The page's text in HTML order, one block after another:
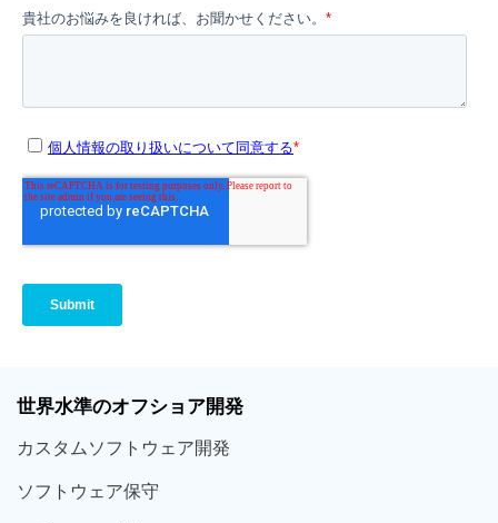
世界水準のオフショア開発
カスタムソフトウェア開発
ソフト ウェア保守